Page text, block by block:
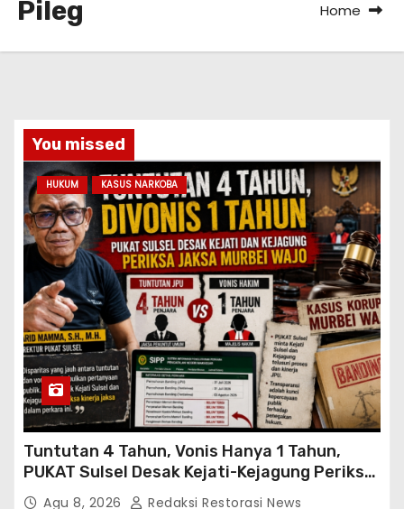
Pileg Home
You missed
HUKUM KASUS NARKOBA
Tuntutan 4 Tahun, Vonis Hanya 1 Tahun,
PUKAT Sulsel Desak Kejati-Kejagung Periksa
JPU Murbei Wajo
Agu 8, 2026 Redaksi Restorasi News